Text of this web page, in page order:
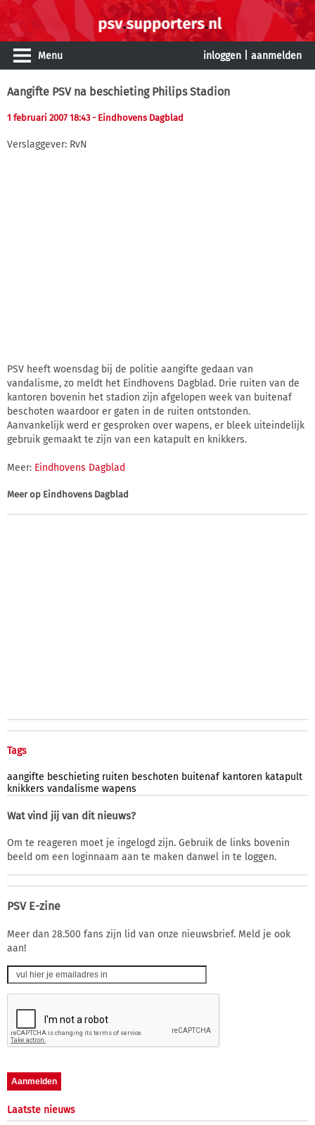
Menu inloggen aanmelden
Aangifte PSV na beschieting Philips Stadion
1 februari 2007 18:43- Eindhovens Dagblad
Verslaggever: RvN
PSV heeft woensdag bij de politie aangifte gedaan van
vandalisme, zo meldt het Eindhovens Dagblad. Drie ruiten van de
kantoren bovenin het stadion zijn afgelopen week van buitenaf
beschoten waardoor er gaten in de ruiten ontstonden.
Aanvankelijk werd er gesproken over wapens, er bleek uiteindelijk
gebruik gemaakt te zijn van een katapult en knikkers.
Meer: Eindhovens Dagblad
Meer op Eindhovens Dagblad
Tags
aangifte beschieting ruiten beschoten buitenaf kantoren katapult
knikkers vandalisme wapens
Wat vind jij van dit nieuws?
Om te reageren moet je ingelogd zijn. Gebruik de links bovenin
beeld om een loginnaam aan te maken danwel in te loggen.
PSV E-zine
Meer dan 28.500 fans zijn lid van onze nieuwsbrief. Meld je ook
aan!
Laatste nieuws